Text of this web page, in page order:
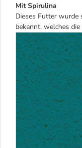
Mit Spirulina
Dieses Futter
bekannt, welches